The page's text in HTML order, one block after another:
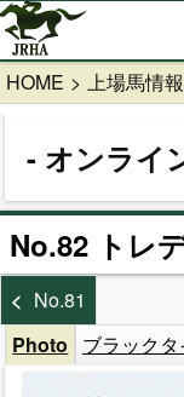
HOME 上場馬情報
オンライ
No.82 トレ
No.81
Photo
ブラック